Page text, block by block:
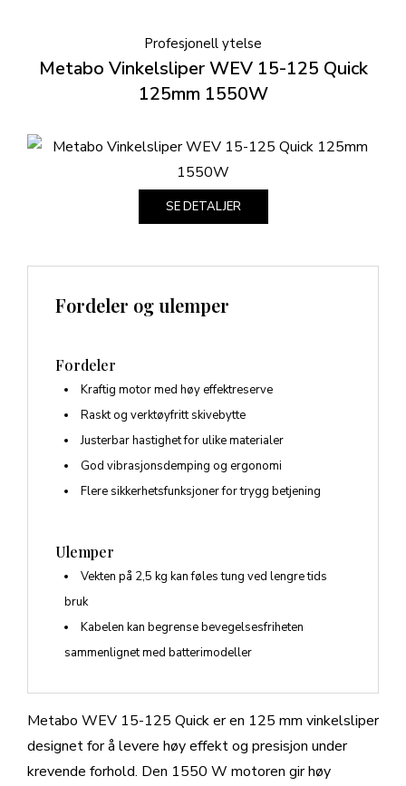
Profesjonell ytelse
Metabo Vinkelsliper WEV 15-125 Quick
125mm 1550W
Metabo WEV 15-125 Quick er en 125 mm vinkelsliper
designet for å levere høy effekt og presisjon under
krevende forhold. Den 1550 W motoren gir høy
Fordeler og ulemper
Fordeler
Kraftig motor med høy effektreserve
Raskt og verktøyfritt skivebytte
Justerbar hastighet for ulike materialer
God vibrasjonsdemping og ergonomi
Flere sikkerhetsfunksjoner for trygg betjening
Ulemper
Vekten på 2,5 kg kan føles tung ved lengre tids
bruk
Kabelen kan begrense bevegelsesfriheten
sammenlignet med batterimodeller
SE DETALJER